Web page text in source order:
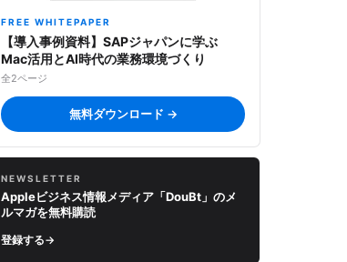
FREE WHITEPAPER
【導入事例資料】SAPジャパンに学ぶ
Mac活用とAI時代の業務環境づくり
全2ページ
無料ダウンロード →
NEWSLETTER
Appleビジネス情報メディア「DouBt」のメ
ルマガを無料購読
登録する→